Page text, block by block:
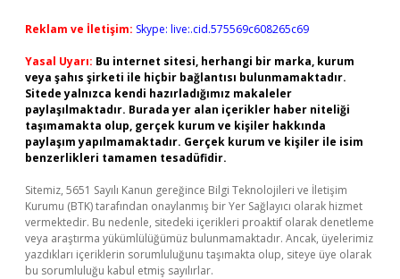
Reklam ve İletişim: Skype: live:.cid.575569c608265c69
Yasal Uyarı: Bu internet sitesi, herhangi bir marka, kurum
veya şahıs şirketi ile hiçbir bağlantısı bulunmamaktadır.
Sitede yalnızca kendi hazırladığımız makaleler
paylaşılmaktadır. Burada yer alan içerikler haber niteliği
taşımamakta olup, gerçek kurum ve kişiler hakkında
paylaşım yapılmamaktadır. Gerçek kurum ve kişiler ile isim
benzerlikleri tamamen tesadüfidir.
Sitemiz, 5651 Sayılı Kanun gereğince Bilgi Teknolojileri ve İletişim
Kurumu (BTK) tarafından onaylanmış bir Yer Sağlayıcı olarak hizmet
vermektedir. Bu nedenle, sitedeki içerikleri proaktif olarak denetleme
veya araştırma yükümlülüğümüz bulunmamaktadır. Ancak, üyelerimiz
yazdıkları içeriklerin sorumluluğunu taşımakta olup, siteye üye olarak
bu sorumluluğu kabul etmiş sayılırlar.